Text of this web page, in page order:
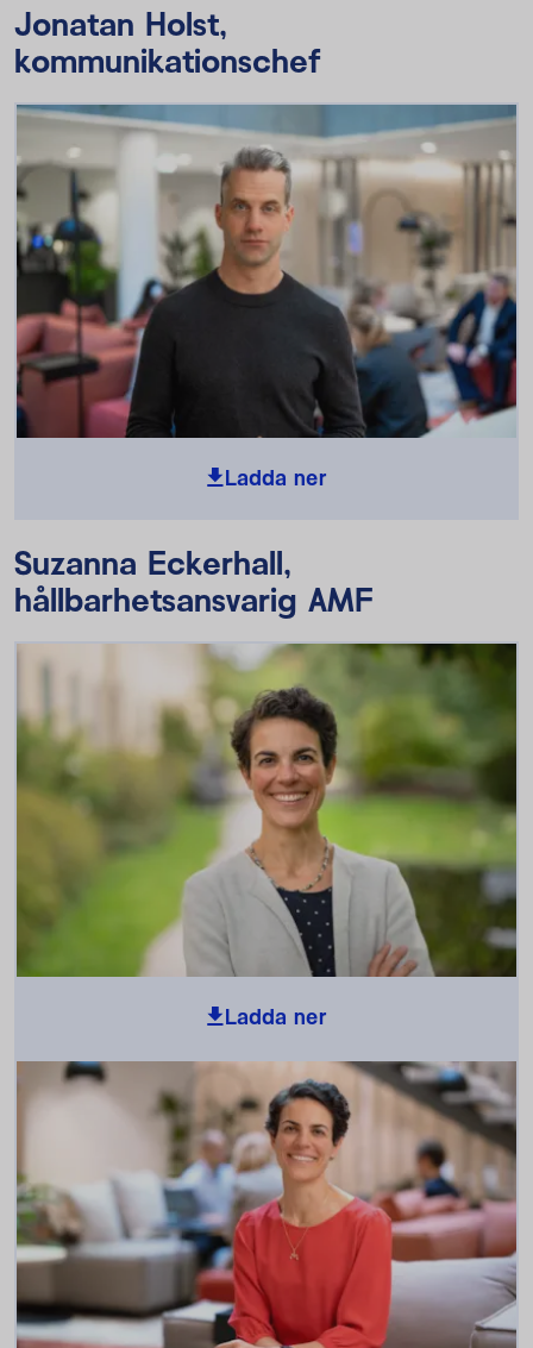
Jonatan Holst,
kommunikationschef
Ladda ner
Suzanna Eckerhall,
hållbarhetsansvarig AMF
Ladda ner